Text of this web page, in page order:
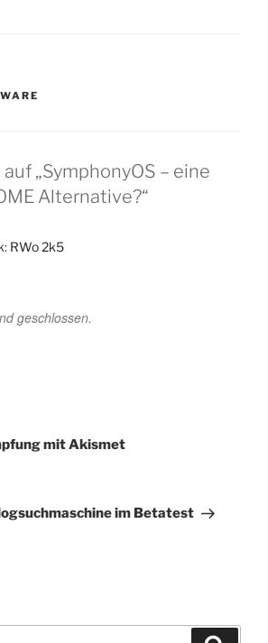
„SymphonyOS – eine
Alternative?“
RWo 2k5
geschlossen.
mit Akismet
im Betatest